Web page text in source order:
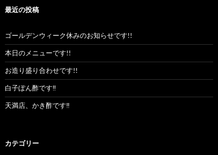
最近の投稿
ゴールデンウィーク休みのお知らせです!!
本日のメニューです!!
お造り盛り合わせです!!
白子ぽん酢です‼︎
天満店、かき酢です‼︎
カテゴリー